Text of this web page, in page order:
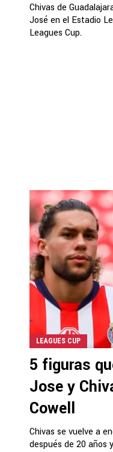
Chivas de
José en el Estadio
Leagues Cup.
LEAGUES CUP
5 figuras
Jose y
Cowell
Chivas se vuelve a
después de 20 años